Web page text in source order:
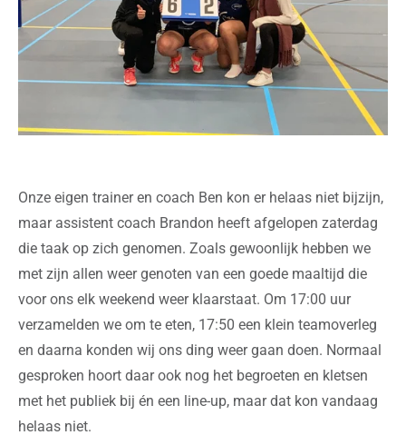
Onze eigen trainer en coach Ben kon er helaas niet bijzijn,
maar assistent coach Brandon heeft afgelopen zaterdag
die taak op zich genomen. Zoals gewoonlijk hebben we
met zijn allen weer genoten van een goede maaltijd die
voor ons elk weekend weer klaarstaat. Om 17:00 uur
verzamelden we om te eten, 17:50 een klein teamoverleg
en daarna konden wij ons ding weer gaan doen. Normaal
gesproken hoort daar ook nog het begroeten en kletsen
met het publiek bij én een line-up, maar dat kon vandaag
helaas niet.